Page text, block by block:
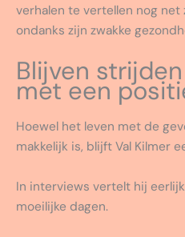
verhalen te vertellen nog net
ondanks zijn zwakke
Blijven
met een
Hoewel het leven met de
makkelijk is, blijft Val Kilmer
In interviews vertelt hij
moeilijke dagen.